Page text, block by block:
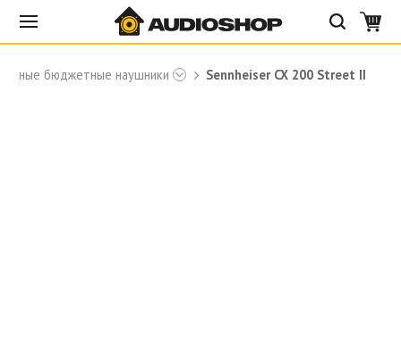
бюджетные наушники Sennheiser CX 200 Street II